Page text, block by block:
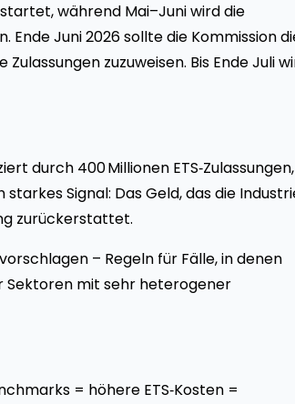
während Mai–Juni wird die
Juni 2026 sollte die Kommission
zuzuweisen. Bis Ende Juli
durch 400 Millionen ETS‑Zulassungen,
Signal: Das Geld, das die
zurückerstattet.
– Regeln für Fälle, in denen
Sektoren mit sehr heterogener
= höhere ETS‑Kosten =